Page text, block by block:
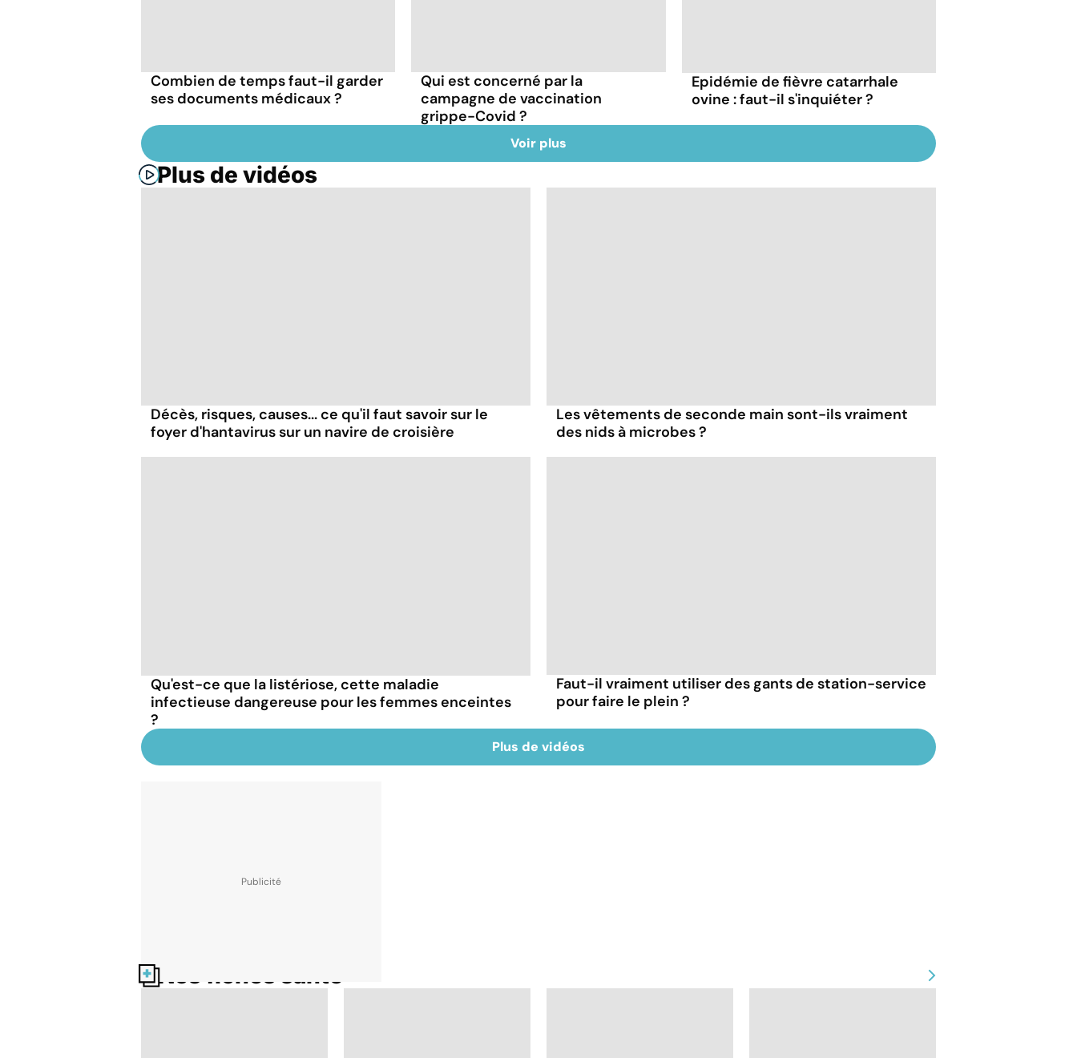
Combien de temps faut-il garder
ses documents médicaux ?
Qui est concerné par la
campagne de vaccination
grippe-Covid ?
Epidémie de fièvre catarrhale
ovine : faut-il s'inquiéter ?
Voir plus
Plus de vidéos
Décès, risques, causes... ce qu'il faut savoir sur le
foyer d'hantavirus sur un navire de croisière
Les vêtements de seconde main sont-ils vraiment
des nids à microbes ?
Qu'est-ce que la listériose, cette maladie
infectieuse dangereuse pour les femmes enceintes
?
Faut-il vraiment utiliser des gants de station-service
pour faire le plein ?
Plus de vidéos
Nos fiches santé